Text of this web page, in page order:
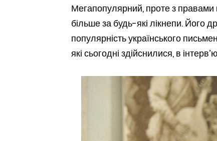
Мегапопулярний, проте з правами
більше за будь-які лікнепи. Його
популярність українського
які сьогодні здійснилися, в